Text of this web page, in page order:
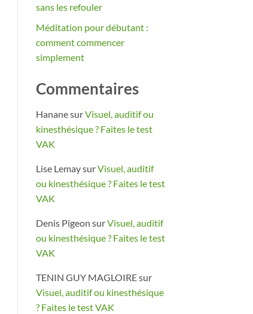
sans les refouler
Méditation pour débutant :
comment commencer
simplement
Commentaires
HananesurVisuel, auditif ou
kinesthésique ? Faites le test
VAK
Lise LemaysurVisuel, auditif
ou kinesthésique ? Faites le test
VAK
Denis Pigeon surVisuel, auditif
ou kinesthésique ? Faites le test
VAK
TENIN GUY MAGLOIREsur
Visuel, auditif ou kinesthésique
? Faites le test VAK